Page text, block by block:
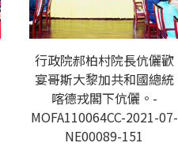
行政院郝柏村院長伉儷歡
宴哥斯大黎加共和國總統
喀德戎閣下伉儷。-
MOFA110064CC-2021-07-
NE00089-151